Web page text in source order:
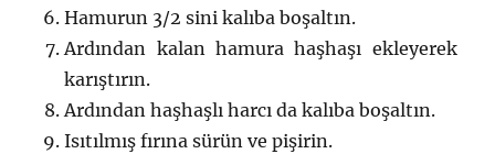
Hamurun 3/2 sini kalıba boşaltın.
Ardından kalan hamura haşhaşı ekleyerek
karıştırın.
Ardından haşhaşlı harcı da kalıba boşaltın.
Isıtılmış fırına sürün ve pişirin.